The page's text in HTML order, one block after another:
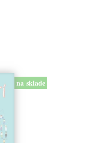
na sklade